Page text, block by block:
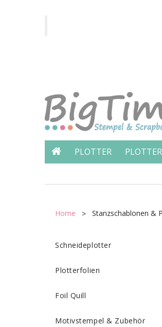
PLOTTER
Home Stanzschablonen &
Schneideplotter
Plotterfolien
Foil Quill
Motivstempel & Zubehör